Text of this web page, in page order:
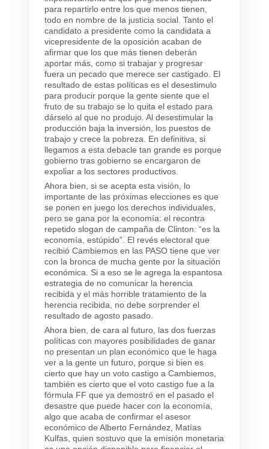
para repartirlo entre los que menos tienen,
todo en nombre de la justicia social. Tanto el
candidato a presidente como la candidata a
vicepresidente de la oposición acaban de
afirmar que los que más tienen deberán
aportar más, como si trabajar y progresar
fuera un pecado que merece ser castigado. El
resultado de estas políticas es el desestimulo
para producir porque la gente siente que el
fruto de su trabajo se lo quita el estado para
dárselo al que no produjo. Al desestimular la
producción baja la inversión, los puestos de
trabajo y crece la pobreza. En definitiva, si
llegamos a esta debacle tan grande es porque
gobierno tras gobierno se encargaron de
expoliar a los sectores productivos.
Ahora bien, si se acepta esta visión, lo
importante de las próximas elecciones es que
se ponen en juego los derechos individuales,
pero se gana por la economía: el recontra
repetido slogan de campaña de Clinton: “es la
economía, estúpido”. El revés electoral que
recibió Cambiemos en las PASO tiene que ver
con la bronca de mucha gente por la situación
económica. Si a eso se le agrega la espantosa
estrategia de no comunicar la herencia
recibida y el más horrible tratamiento de la
herencia recibida, no debe sorprender el
resultado de agosto pasado.
Ahora bien, de cara al futuro, las dos fuerzas
políticas con mayores posibilidades de ganar
no presentan un plan económico que le haga
ver a la gente un futuro, porque si bien es
cierto que hay un voto castigo a Cambiemos,
también es cierto que el voto castigo fue a la
fórmula FF que ya demostró en el pasado el
desastre que puede hacer con la economía,
algo que acaba de confirmar el asesor
económico de Alberto Fernández, Matías
Kulfas, quien sostuvo que la emisión monetaria